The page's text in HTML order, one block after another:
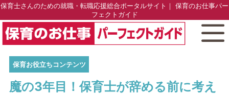
保育士さんのための就職・転職応援総合ポータルサイト｜ 保育のお仕事パー
フェクトガイド
保育お役立ちコンテンツ
魔の3年目！保育士が辞める前に考え